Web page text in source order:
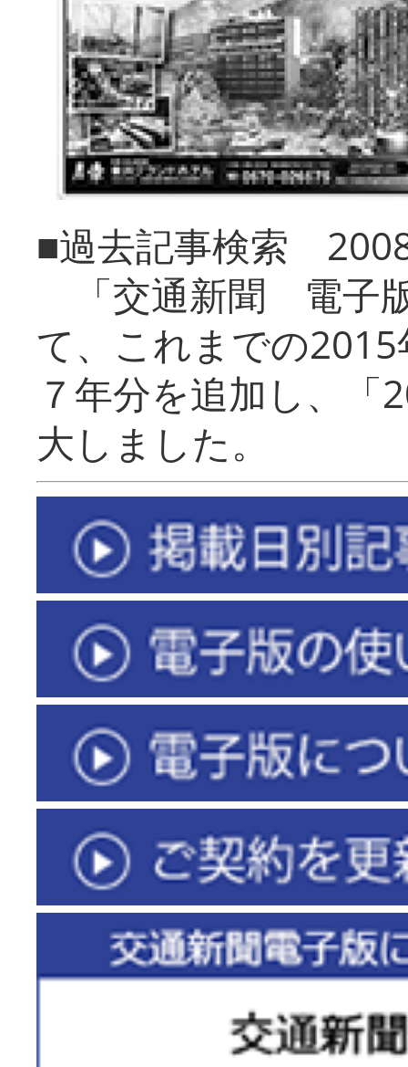
■過去記事検索
「交通新聞 電子
て、これまでの
７年分を追加し、「
大しまし